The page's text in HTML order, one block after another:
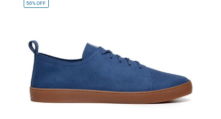
50%OFF